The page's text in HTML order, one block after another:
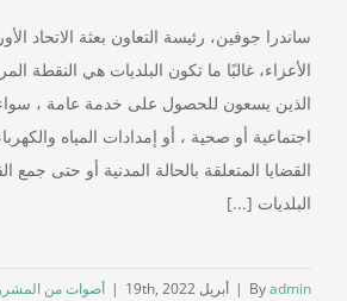
ساندرا جوفين، رئيسة التعاون بعثة الاتحاد
الأعزاء، غالبًا ما تكون البلديات هي النقطة
الذين يسعون للحصول على خدمة عامة ،
اجتماعية أو صحية ، أو إمدادات المياه
القضايا المتعلقة بالحالة المدنية أو حتى جمع
البلديات [...]
Byadmin
| أبريل 19th, 2022 | أصوات من